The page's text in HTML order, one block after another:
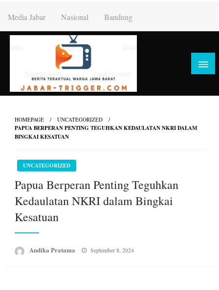
content
Media Jabar Nasional Bandung
HOMEPAGE UNCATEGORIZED
PAPUA BERPERAN PENTING TEGUHKAN KEDAULATAN NKRI DALAM
BINGKAI KESATUAN
UNCATEGORIZED
Papua Berperan Penting Teguhkan
Kedaulatan NKRI dalam Bingkai
Kesatuan
Andika Pratama
Posted
September 8, 2024